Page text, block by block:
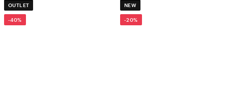
OUTLET
-40%
NEW
-20%